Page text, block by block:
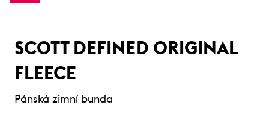
SCOTT DEFINED ORIGINAL
FLEECE
Pánská zimní bunda